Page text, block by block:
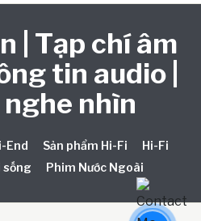
| Tạp chí âm
tin audio |
nhìn
End Sản phẩm Hi-Fi
Hi-Fi
sống Phim Nước Ngoài